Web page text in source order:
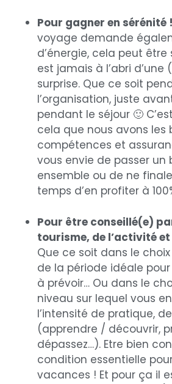
Pour gagner en sérénité !
voyage demande
d’énergie, cela peut
est jamais à l’abri d’une
surprise. Que ce soit
l’organisation, juste
pendant le séjour 🙂
cela que nous avons les
compétences et
vous envie de passer un
ensemble ou de ne
temps d’en profiter à
Pour être conseillé(e)
tourisme, de l’activité
Que ce soit dans le
de la période idéale
à prévoir… Ou dans le
niveau sur lequel vous
l’intensité de pratique,
(apprendre / découvrir,
dépassez…). Etre bien
condition essentielle
vacances ! Et pour ça il